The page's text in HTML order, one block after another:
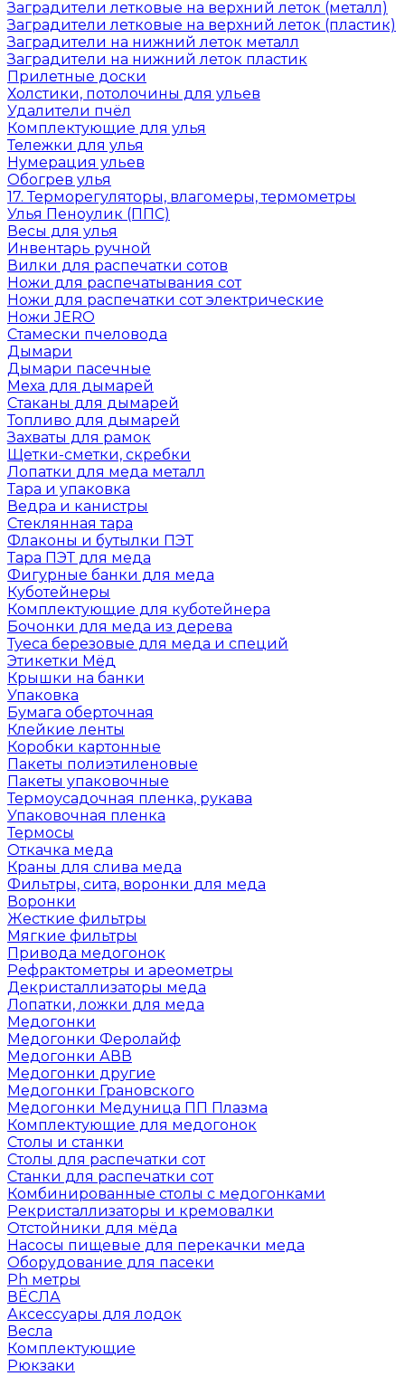
Заградители летковые на верхний леток (металл)
Заградители летковые на верхний леток (пластик)
Заградители на нижний леток металл
Заградители на нижний леток пластик
Прилетные доски
Холстики, потолочины для ульев
Удалители пчёл
Комплектующие для улья
Тележки для улья
Нумерация ульев
Обогрев улья
17. Терморегуляторы, влагомеры, термометры
Улья Пеноулик (ППС)
Весы для улья
Инвентарь ручной
Вилки для распечатки сотов
Ножи для распечатывания сот
Ножи для распечатки сот электрические
Ножи JERO
Стамески пчеловода
Дымари
Дымари пасечные
Меха для дымарей
Стаканы для дымарей
Топливо для дымарей
Захваты для рамок
Щетки-сметки, скребки
Лопатки для меда металл
Тара и упаковка
Ведра и канистры
Стеклянная тара
Флаконы и бутылки ПЭТ
Тара ПЭТ для меда
Фигурные банки для меда
Куботейнеры
Комплектующие для куботейнера
Бочонки для меда из дерева
Туеса березовые для меда и специй
Этикетки Мёд
Крышки на банки
Упаковка
Бумага оберточная
Клейкие ленты
Коробки картонные
Пакеты полиэтиленовые
Пакеты упаковочные
Термоусадочная пленка, рукава
Упаковочная пленка
Термосы
Откачка меда
Краны для слива меда
Фильтры, сита, воронки для меда
Воронки
Жесткие фильтры
Мягкие фильтры
Привода медогонок
Рефрактометры и ареометры
Декристаллизаторы меда
Лопатки, ложки для меда
Медогонки
Медогонки Феролайф
Медогонки АВВ
Медогонки другие
Медогонки Грановского
Медогонки Медуница ПП Плазма
Комплектующие для медогонок
Столы и станки
Столы для распечатки сот
Станки для распечатки сот
Комбинированные столы с медогонками
Рекристаллизаторы и кремовалки
Отстойники для мёда
Насосы пищевые для перекачки меда
Оборудование для пасеки
Ph метры
ВЁСЛА
Аксессуары для лодок
Весла
Комплектующие
Рюкзаки